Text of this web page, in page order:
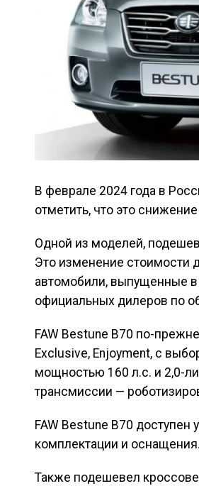
В феврале 2024 года в
отметить, что это
Одной из моделей,
Это изменение стоимости
автомобили, выпущенные в
официальных дилеров по
FAW Bestune B70 по-
Exclusive, Enjoyment, с
мощностью 160 л.с. и 2,0-
трансмиссии —
FAW Bestune B70
комплектации и оснащения.
Также подешевел